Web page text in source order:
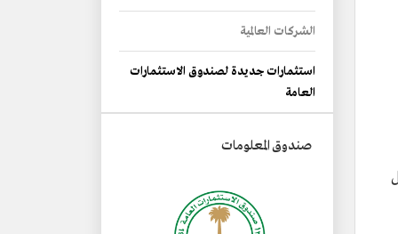
الشركات العالمية
استثمارات جديدة لصندوق الاستثمارات
العامة
صندوق المعلومات